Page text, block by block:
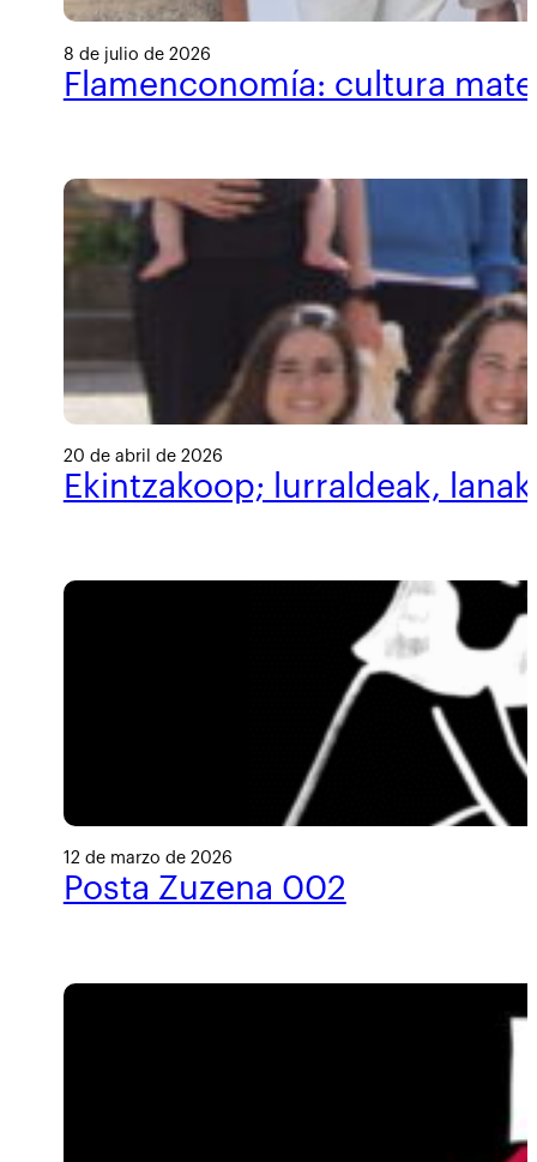
8 de julio de 2026
Flamenconomía: cultura
20 de abril de 2026
Ekintzakoop; lurraldeak,
12 de marzo de 2026
Posta Zuzena 002